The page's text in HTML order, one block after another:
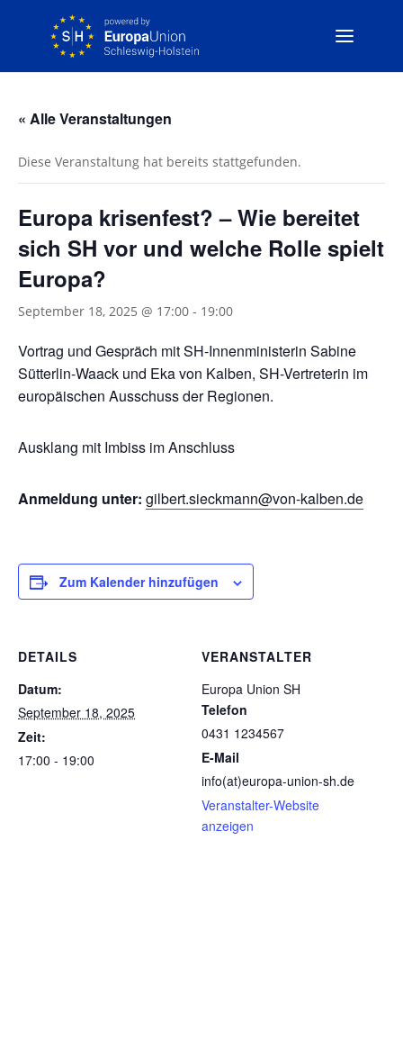
« Alle Veranstaltungen
Diese Veranstaltung hat bereits stattgefunden.
Europa krisenfest? – Wie bereitet
sich SH vor und welche Rolle spielt
Europa?
September 18, 2025 @ 17:00 - 19:00
Vortrag und Gespräch mit SH-Innenministerin Sabine
Sütterlin-Waack und Eka von Kalben, SH-Vertreterin im
europäischen Ausschuss der Regionen.
Ausklang mit Imbiss im Anschluss
Anmeldung unter: gilbert.sieckmann@von-kalben.de
Zum Kalender hinzufügen
DETAILS
Datum:
September 18, 2025
Zeit:
17:00 - 19:00
VERANSTALTER
Europa Union SH
Telefon
0431 1234567
E-Mail
info(at)europa-union-sh.de
Veranstalter-Website
anzeigen